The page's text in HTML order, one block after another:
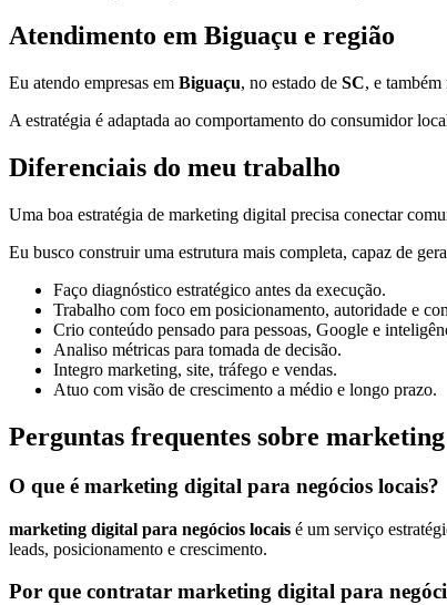
Atendimento em Biguaçu e região
Eu atendo empresas em Biguaçu, no estado de SC, e
A estratégia é adaptada ao comportamento do consumidor
Diferenciais do meu trabalho
Uma boa estratégia de marketing digital precisa conectar
Eu busco construir uma estrutura mais completa, capaz de
Faço diagnóstico estratégico antes da execução.
Trabalho com foco em posicionamento, autoridade e
Crio conteúdo pensado para pessoas, Google e
Analiso métricas para tomada de decisão.
Integro marketing, site, tráfego e vendas.
Atuo com visão de crescimento a médio e longo prazo.
Perguntas frequentes sobre
O que é marketing digital para negócios locais?
marketing digital para negócios locais é um serviço
leads, posicionamento e crescimento.
Por que contratar marketing digital para